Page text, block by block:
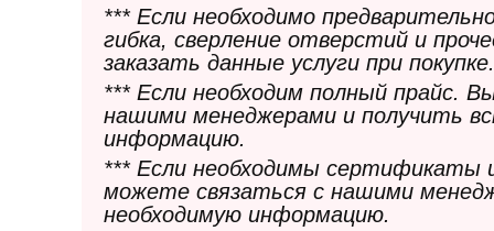
*** Если необходимо
гибка, сверление отверстий и
заказать данные услуги при покупке.
*** Если необходим полный прайс.
нашими менеджерами и получить
информацию.
*** Если необходимы сертификаты
можете связаться с нашими
необходимую информацию.